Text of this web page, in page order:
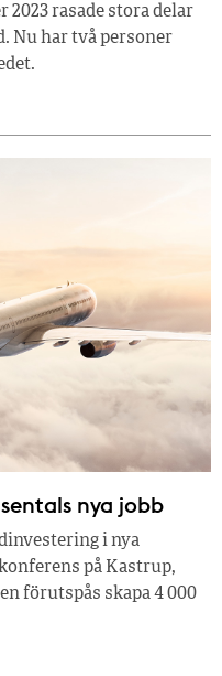
2023 rasade stora delar
Nu har två personer
nya jobb
i nya
på Kastrup,
förutspås skapa 4 000